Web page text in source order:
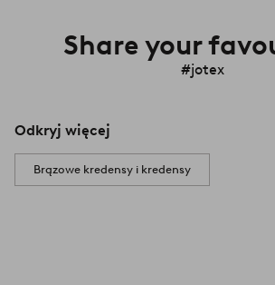
Share your
#jotex
Odkryj więcej
Brązowe kredensy i kredensy